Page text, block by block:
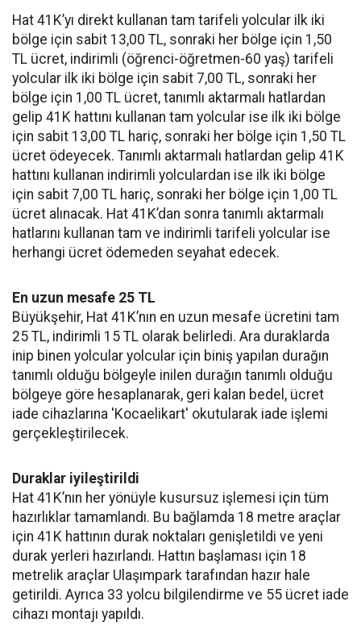
Hat 41K’yı direkt kullanan tam tarifeli yolcular ilk iki
bölge için sabit 13,00 TL, sonraki her bölge için 1,50
TL ücret, indirimli (öğrenci-öğretmen-60 yaş) tarifeli
yolcular ilk iki bölge için sabit 7,00 TL, sonraki her
bölge için 1,00 TL ücret, tanımlı aktarmalı hatlardan
gelip 41K hattını kullanan tam yolcular ise ilk iki bölge
için sabit 13,00 TL hariç, sonraki her bölge için 1,50 TL
ücret ödeyecek. Tanımlı aktarmalı hatlardan gelip 41K
hattını kullanan indirimli yolculardan ise ilk iki bölge
için sabit 7,00 TL hariç, sonraki her bölge için 1,00 TL
ücret alınacak. Hat 41K’dan sonra tanımlı aktarmalı
hatlarını kullanan tam ve indirimli tarifeli yolcular ise
herhangi ücret ödemeden seyahat edecek.
En uzun mesafe 25 TL
Büyükşehir, Hat 41K’nın en uzun mesafe ücretini tam
25 TL, indirimli 15 TL olarak belirledi. Ara duraklarda
inip binen yolcular yolcular için biniş yapılan durağın
tanımlı olduğu bölgeyle inilen durağın tanımlı olduğu
bölgeye göre hesaplanarak, geri kalan bedel, ücret
iade cihazlarına 'Kocaelikart' okutularak iade işlemi
gerçekleştirilecek.
Duraklar iyileştirildi
Hat 41K’nın her yönüyle kusursuz işlemesi için tüm
hazırlıklar tamamlandı. Bu bağlamda 18 metre araçlar
için 41K hattının durak noktaları genişletildi ve yeni
durak yerleri hazırlandı. Hattın başlaması için 18
metrelik araçlar Ulaşımpark tarafından hazır hale
getirildi. Ayrıca 33 yolcu bilgilendirme ve 55 ücret iade
cihazı montajı yapıldı.